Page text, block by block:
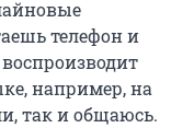
телефон и
например, на
так и общаюсь.